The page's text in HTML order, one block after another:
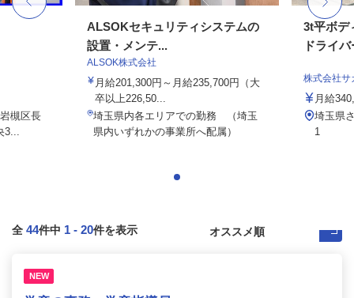
槻区長
ALSOKセキュリティシステムの
設置・メンテ...
ALSOK株式会社
月給201,300円～月給235,700円（大
卒以上226,50...
埼玉県内各エリアでの勤務 （埼玉
県内いずれかの事業所へ配属）
3t平ボデ
ドライバ
株式会社サ
月給
埼玉県
1
全 44件中 1 - 20件を表示
NEW